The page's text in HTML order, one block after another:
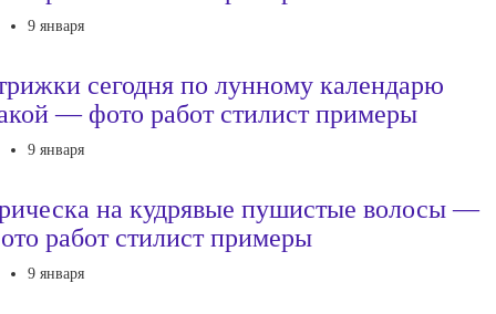
9 января
сегодня по лунному календарю
— фото работ стилист примеры
9 января
на кудрявые пушистые волосы —
работ стилист примеры
9 января